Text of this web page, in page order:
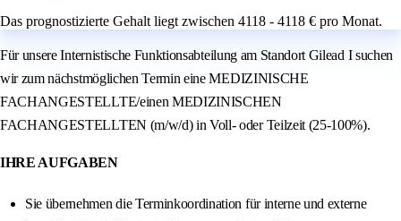
Das prognostizierte Gehalt liegt zwischen 4118 - 4118 € pro Monat.
Für unsere Internistische Funktionsabteilung am Standort Gilead I suchen
wir zum nächstmöglichen Termin eine MEDIZINISCHE
FACHANGESTELLTE/einen MEDIZINISCHEN
FACHANGESTELLTEN (m/w/d) in Voll- oder Teilzeit (25-100%).
IHRE AUFGABEN
Sie übernehmen die Terminkoordination für interne und externe